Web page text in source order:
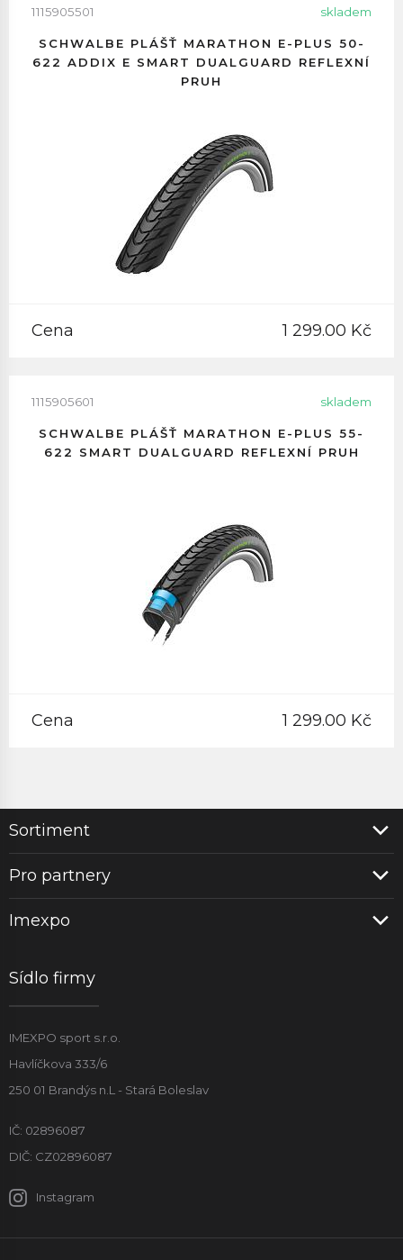
1115905501 skladem
SCHWALBE PLÁŠŤ MARATHON E-PLUS 50-
622 ADDIX E SMART DUALGUARD REFLEXNÍ
PRUH
Cena 1 299.00 Kč
1115905601 skladem
SCHWALBE PLÁŠŤ MARATHON E-PLUS 55-
622 SMART DUALGUARD REFLEXNÍ PRUH
Cena 1 299.00 Kč
Sortiment
Pro partnery
Imexpo
Sídlo firmy
IMEXPO sport s.r.o.
Havlíčkova 333/6
250 01 Brandýs n.L - Stará Boleslav
IČ: 02896087
DIČ: CZ02896087
Instagram